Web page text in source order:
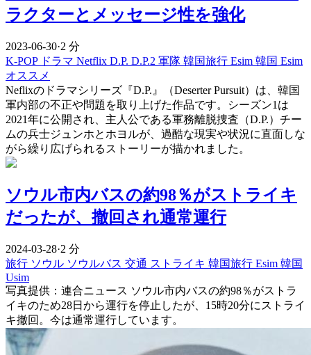
ラクターとメッセージ性を強化
2023-06-30·2 分
K-POP ドラマ Netflix D.P. D.P.2 軍隊 韓国旅行 Esim 韓国 Esim
オススメ
Neflixのドラマシリーズ『D.P.』（Deserter Pursuit）は、韓国
軍内部の不正や問題を取り上げた作品です。シーズン1は
2021年に公開され、主人公である軍務離脱捜査（D.P.）チー
ムの兵士ジュンホとホヨルが、過酷な現実や状況に直面しな
がら繰り広げられるストーリーが描かれました。
ソウル市内バスの約98％がストライキ
だったが、撤回され通常運行
2024-03-28·2 分
旅行 ソウル ソウルバス 交通 ストライキ 韓国旅行 Esim 韓国
Usim
写真提供：連合ニュース ソウル市内バスの約98％がストラ
イキのため28日から運行を停止したが、15時20分にストライ
キ撤回。今は通常運行しています。